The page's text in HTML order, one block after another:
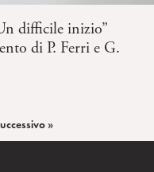
difficile inizio”
di P. Ferri e G.
»